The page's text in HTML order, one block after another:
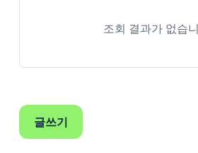
조회 결과가 없습
글쓰기